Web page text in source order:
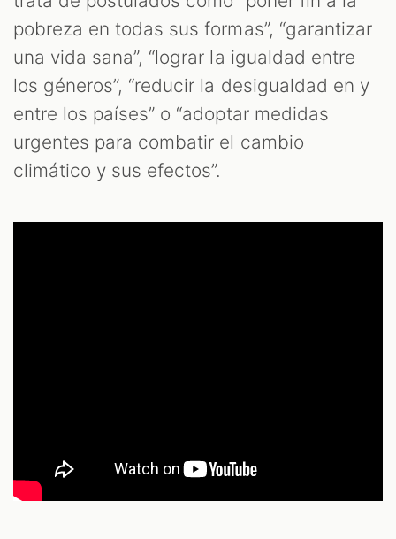
pobreza en todas sus formas”, “garantizar
una vida sana”, “lograr la igualdad entre
los géneros”, “reducir la desigualdad en y
entre los países” o “adoptar medidas
urgentes para combatir el cambio
climático y sus efectos”.